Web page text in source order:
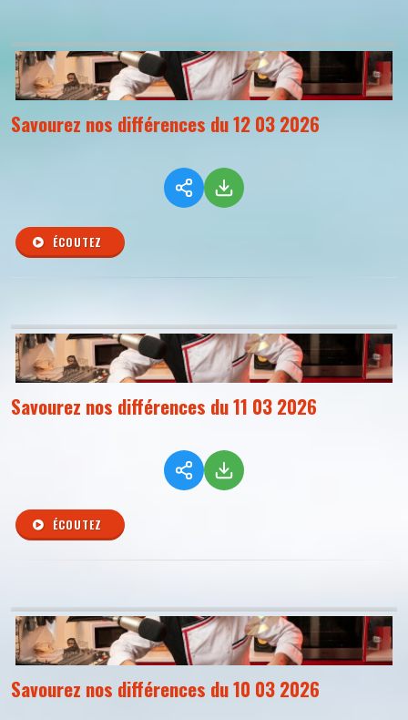
Savourez nos différences du 12 03 2026
ÉCOUTEZ
Savourez nos différences du 11 03 2026
ÉCOUTEZ
Savourez nos différences du 10 03 2026